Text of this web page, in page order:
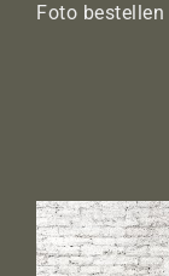
Foto bestellen